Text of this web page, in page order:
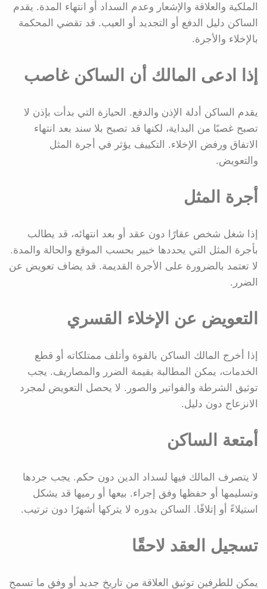
الملكية والعلاقة والإشعار وعدم السداد أو انتهاء المدة. يقدم
الساكن دليل الدفع أو التجديد أو العيب. قد تقضي المحكمة
بالإخلاء والأجرة.
إذا ادعى المالك أن الساكن غاصب
يقدم الساكن أدلة الإذن والدفع. الحيازة التي بدأت بإذن لا
تصبح غصبًا من البداية، لكنها قد تصبح بلا سند بعد انتهاء
الاتفاق ورفض الإخلاء. التكييف يؤثر في أجرة المثل
والتعويض.
أجرة المثل
إذا شغل شخص عقارًا دون عقد أو بعد انتهائه، قد يطالب
بأجرة المثل التي يحددها خبير بحسب الموقع والحالة والمدة.
لا تعتمد بالضرورة على الأجرة القديمة. قد يضاف تعويض عن
الضرر.
التعويض عن الإخلاء القسري
إذا أخرج المالك الساكن بالقوة وأتلف ممتلكاته أو قطع
الخدمات، يمكن المطالبة بقيمة الضرر والمصاريف. يجب
توثيق الشرطة والفواتير والصور. لا يحصل التعويض لمجرد
الانزعاج دون دليل.
أمتعة الساكن
لا يتصرف المالك فيها لسداد الدين دون حكم. يجب جردها
وتسليمها أو حفظها وفق إجراء. بيعها أو رميها قد يشكل
استيلاءً أو إتلافًا. الساكن بدوره لا يتركها أشهرًا دون ترتيب.
تسجيل العقد لاحقًا
يمكن للطرفين توثيق العلاقة من تاريخ جديد أو وفق ما تسمح